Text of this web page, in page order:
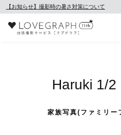
【お知らせ】撮影時の暑さ対策について
Haruki 1/2
家族写真(ファミリー